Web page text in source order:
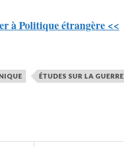
à Politique étrangère <<
ÉTUDES SUR LA GUERRE